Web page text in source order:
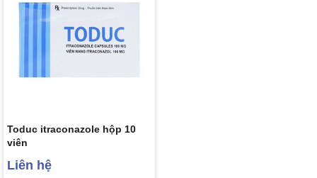
Toduc itraconazole hộp 10
viên
Liên hệ